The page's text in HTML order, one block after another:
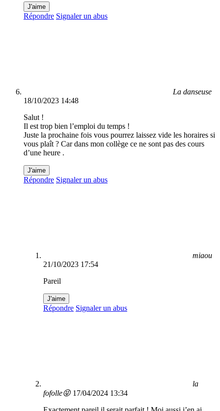
J'aime
Répondre Signaler un abus
La danseuse
18/10/2023 14:48
Salut !
Il est trop bien l’emploi du temps !
Juste la prochaine fois vous pourrez laissez vide les horaires si
vous plaît ? Car dans mon collège ce ne sont pas des cours
d’une heure .
J'aime
Répondre Signaler un abus
miaou
21/10/2023 17:54
Pareil
J'aime
Répondre Signaler un abus
la
fofolle😝 17/04/2024 13:34